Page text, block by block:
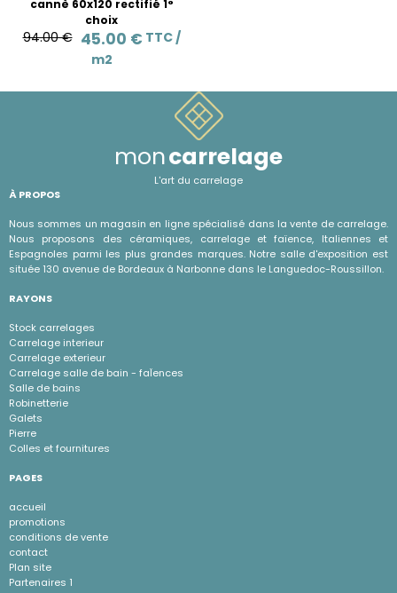
cannè 60x120 rectifié 1°
choix
94.00 € 45.00 € TTC /
m2
moncarrelage
L'art du carrelage
À PROPOS
Nous sommes un magasin en ligne spécialisé dans la vente de carrelage.
Nous proposons des céramiques, carrelage et faïence, Italiennes et
Espagnoles parmi les plus grandes marques. Notre salle d'exposition est
située 130 avenue de Bordeaux à Narbonne dans le Languedoc-Roussillon.
RAYONS
Stock carrelages
Carrelage interieur
Carrelage exterieur
Carrelage salle de bain - faÏences
Salle de bains
Robinetterie
Galets
Pierre
Colles et fournitures
PAGES
accueil
promotions
conditions de vente
contact
Plan site
Partenaires 1